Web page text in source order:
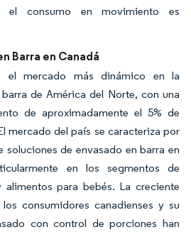
el consumo en movimiento es
Barra en Canadá
el mercado más dinámico en la
de América del Norte, con una
de aproximadamente el 5% de
mercado del país se caracteriza por
de envasado en barra en
en los segmentos de
para bebés. La creciente
consumidores canadienses y su
con control de porciones han